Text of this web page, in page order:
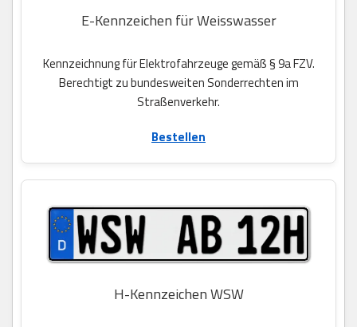
E-Kennzeichen für Weisswasser
Kennzeichnung für Elektrofahrzeuge gemäß § 9a FZV.
Berechtigt zu bundesweiten Sonderrechten im
Straßenverkehr.
Bestellen
H-Kennzeichen WSW